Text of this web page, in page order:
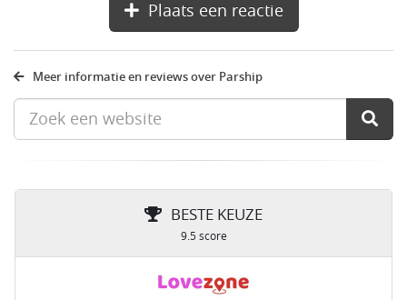
Plaats een reactie
Meer informatie en reviews over Parship
BESTE KEUZE
9.5 score